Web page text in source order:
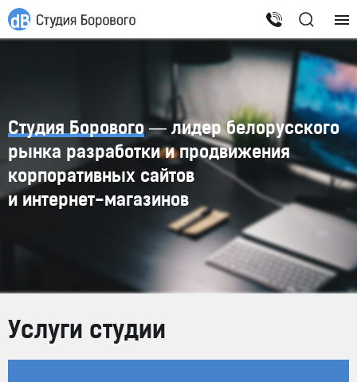
Студия Борового— лидер белорусского
рынка разработки и продвижения
корпоративных сайтов
и интернет-магазинов
Услуги студии